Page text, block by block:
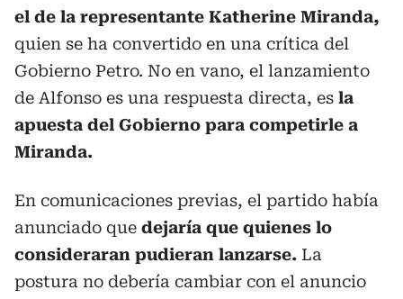
el de la representante Katherine Miranda,
quien se ha convertido en una crítica del
Gobierno Petro. No en vano, el lanzamiento
de Alfonso es una respuesta directa, es la
apuesta del Gobierno para competirle a
Miranda.
En comunicaciones previas, el partido había
anunciado que dejaría que quienes lo
consideraran pudieran lanzarse. La
postura no debería cambiar con el anuncio